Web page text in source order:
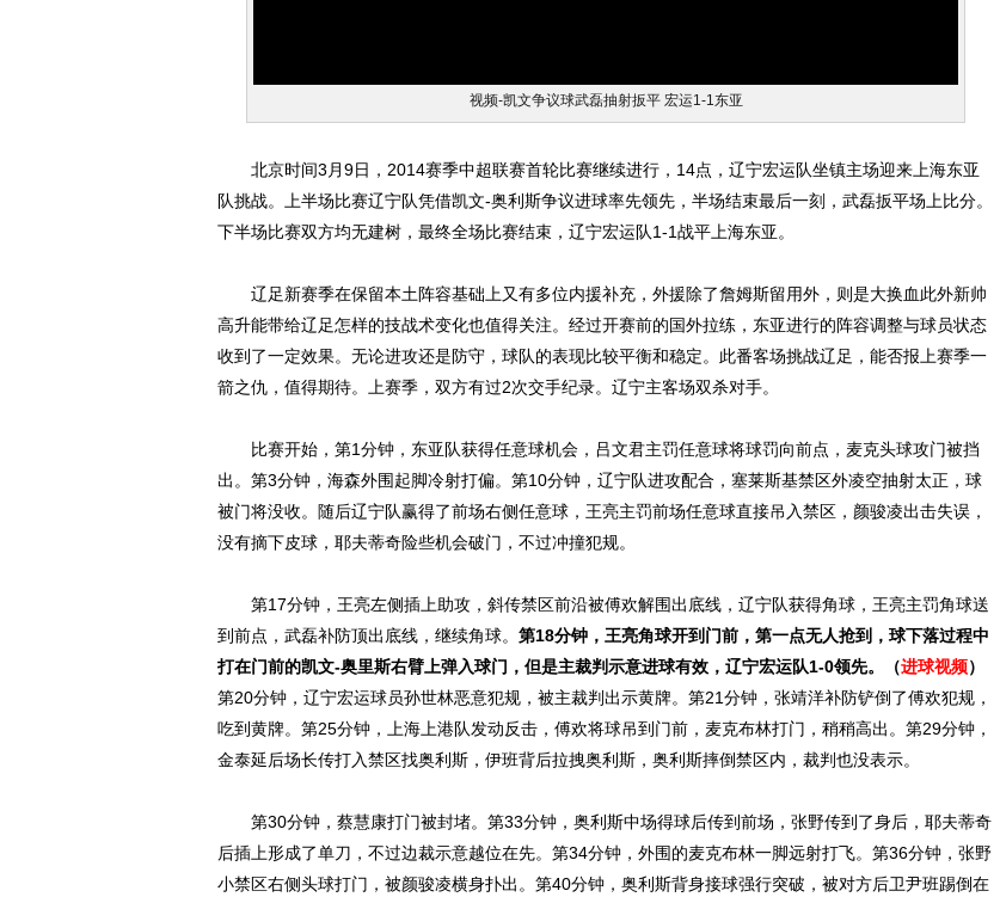
视频-凯文争议球武磊抽射扳平 宏运1-1东亚
北京时间3月9日，2014赛季中超联赛首轮比赛继续进行，14点，辽宁宏运队坐镇主场迎来上海东亚
队挑战。上半场比赛辽宁队凭借凯文-奥利斯争议进球率先领先，半场结束最后一刻，武磊扳平场上比分。
下半场比赛双方均无建树，最终全场比赛结束，辽宁宏运队1-1战平上海东亚。
辽足新赛季在保留本土阵容基础上又有多位内援补充，外援除了詹姆斯留用外，则是大换血此外新帅
高升能带给辽足怎样的技战术变化也值得关注。经过开赛前的国外拉练，东亚进行的阵容调整与球员状态
收到了一定效果。无论进攻还是防守，球队的表现比较平衡和稳定。此番客场挑战辽足，能否报上赛季一
箭之仇，值得期待。上赛季，双方有过2次交手纪录。辽宁主客场双杀对手。
比赛开始，第1分钟，东亚队获得任意球机会，吕文君主罚任意球将球罚向前点，麦克头球攻门被挡
出。第3分钟，海森外围起脚冷射打偏。第10分钟，辽宁队进攻配合，塞莱斯基禁区外凌空抽射太正，球
被门将没收。随后辽宁队赢得了前场右侧任意球，王亮主罚前场任意球直接吊入禁区，颜骏凌出击失误，
没有摘下皮球，耶夫蒂奇险些机会破门，不过冲撞犯规。
第17分钟，王亮左侧插上助攻，斜传禁区前沿被傅欢解围出底线，辽宁队获得角球，王亮主罚角球送
到前点，武磊补防顶出底线，继续角球。 第18分钟，王亮角球开到门前，第一点无人抢到，球下落过程中
打在门前的凯文-奥里斯右臂上弹入球门，但是主裁判示意进球有效，辽宁宏运队1-0领先。（进球视频）
第20分钟，辽宁宏运球员孙世林恶意犯规，被主裁判出示黄牌。第21分钟，张靖洋补防铲倒了傅欢犯规，
吃到黄牌。第25分钟，上海上港队发动反击，傅欢将球吊到门前，麦克布林打门，稍稍高出。第29分钟，
金泰延后场长传打入禁区找奥利斯，伊班背后拉拽奥利斯，奥利斯摔倒禁区内，裁判也没表示。
第30分钟，蔡慧康打门被封堵。第33分钟，奥利斯中场得球后传到前场，张野传到了身后，耶夫蒂奇
后插上形成了单刀，不过边裁示意越位在先。第34分钟，外围的麦克布林一脚远射打飞。第36分钟，张野
小禁区右侧头球打门，被颜骏凌横身扑出。第40分钟，奥利斯背身接球强行突破，被对方后卫尹班踢倒在